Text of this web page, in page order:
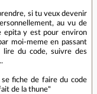
si tu veux devenir
au vu de
epita y est pour environ
moi-meme en passant
lire du code, suivre des
fiche de faire du code
de la thune"